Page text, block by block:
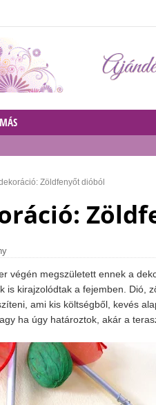
Zöldfenyőt dióból
végén megszületett ennek a
is kirajzolódtak a fejemben. Dió,
ami kis költségből, kevés
ha úgy határoztok, akár a